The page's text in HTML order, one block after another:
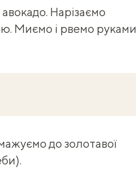
Нарізаємо
Миємо і рвемо руками
до золотавої